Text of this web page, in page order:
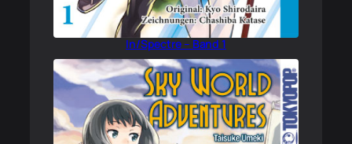
In/Spectre – Band 1